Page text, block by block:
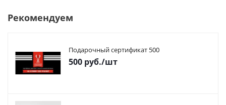
Рекомендуем
Подарочный сертификат 500
500 руб./шт